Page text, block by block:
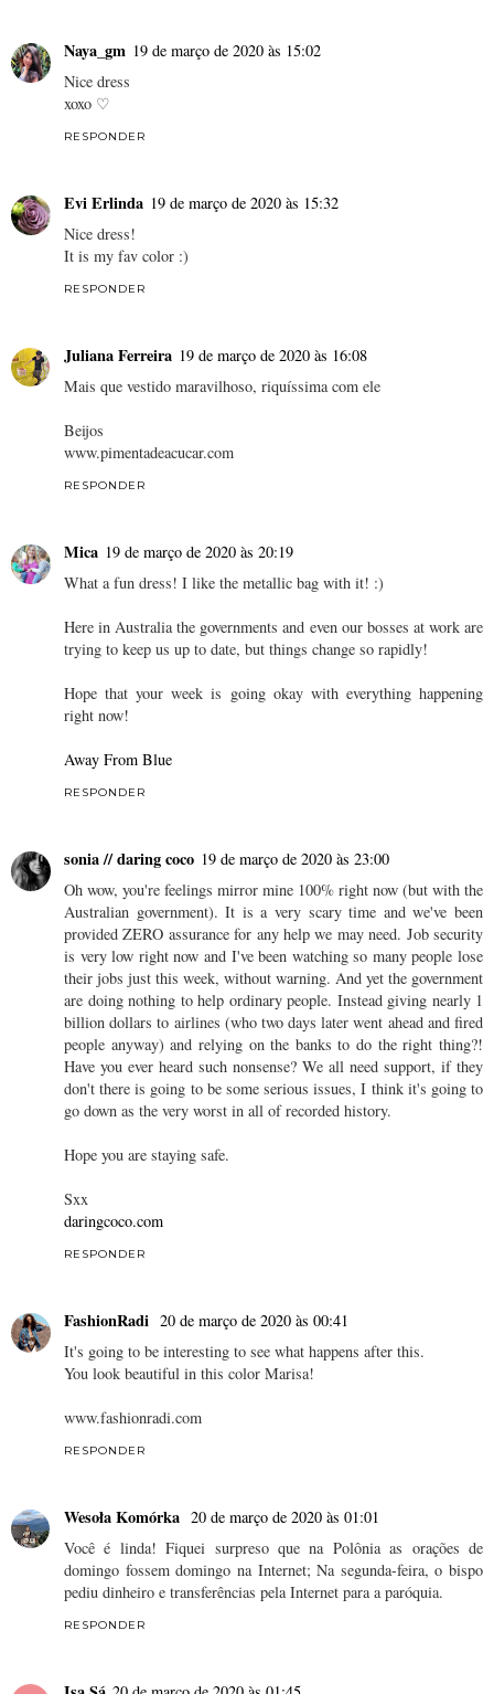
Naya_gm 19 de março de 2020 às 15:02
Nice dress
xoxo ♡
RESPONDER
Evi Erlinda 19 de março de 2020 às 15:32
Nice dress!
It is my fav color :)
RESPONDER
Juliana Ferreira 19 de março de 2020 às 16:08
Mais que vestido maravilhoso, riquíssima com ele
Beijos
www.pimentadeacucar.com
RESPONDER
Mica 19 de março de 2020 às 20:19
What a fun dress! I like the metallic bag with it! :)
Here in Australia the governments and even our bosses at work are
trying to keep us up to date, but things change so rapidly!
Hope that your week is going okay with everything happening
right now!
Away From Blue
RESPONDER
sonia // daring coco 19 de março de 2020 às 23:00
Oh wow, you're feelings mirror mine 100% right now (but with the
Australian government). It is a very scary time and we've been
provided ZERO assurance for any help we may need. Job security
is very low right now and I've been watching so many people lose
their jobs just this week, without warning. And yet the government
are doing nothing to help ordinary people. Instead giving nearly 1
billion dollars to airlines (who two days later went ahead and fired
people anyway) and relying on the banks to do the right thing?!
Have you ever heard such nonsense? We all need support, if they
don't there is going to be some serious issues, I think it's going to
go down as the very worst in all of recorded history.
Hope you are staying safe.
Sxx
daringcoco.com
RESPONDER
FashionRadi 20 de março de 2020 às 00:41
It's going to be interesting to see what happens after this.
You look beautiful in this color Marisa!
www.fashionradi.com
RESPONDER
Wesoła Komórka 20 de março de 2020 às 01:01
Você é linda! Fiquei surpreso que na Polônia as orações de
domingo fossem domingo na Internet; Na segunda-feira, o bispo
pediu dinheiro e transferências pela Internet para a paróquia.
RESPONDER